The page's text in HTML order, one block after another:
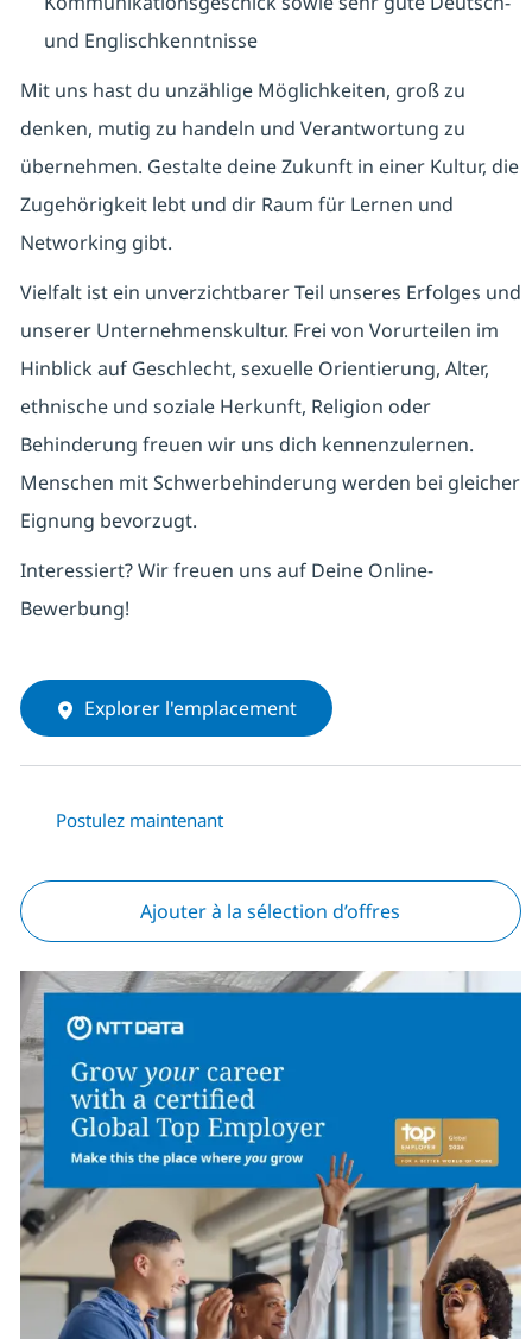
und Englischkenntnisse
Mit uns hast du unzählige Möglichkeiten, groß zu
denken, mutig zu handeln und Verantwortung zu
übernehmen. Gestalte deine Zukunft in einer Kultur, die
Zugehörigkeit lebt und dir Raum für Lernen und
Networking gibt.
Vielfalt ist ein unverzichtbarer Teil unseres Erfolges und
unserer Unternehmenskultur. Frei von Vorurteilen im
Hinblick auf Geschlecht, sexuelle Orientierung, Alter,
ethnische und soziale Herkunft, Religion oder
Behinderung freuen wir uns dich kennenzulernen.
Menschen mit Schwerbehinderung werden bei gleicher
Eignung bevorzugt.
Interessiert? Wir freuen uns auf Deine Online-
Bewerbung!
Explorer l'emplacement
Postulez maintenant
Ajouter à la sélection d’offres